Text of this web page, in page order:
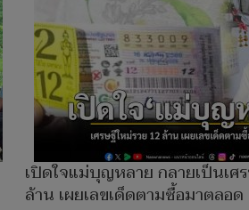
เปิดใจแม่บุญหลาย กลายเป็นเศ
ล้าน เผยเลขเด็ดตามซื้อมาตลอด